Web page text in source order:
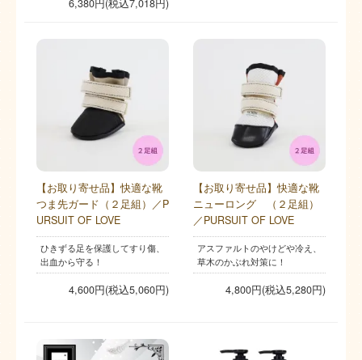
6,380円(税込7,018円)
【お取り寄せ品】快適な靴
つま先ガード（２足組）／P
URSUIT OF LOVE
ひきずる足を保護してすり傷、
出血から守る！
4,600円(税込5,060円)
【お取り寄せ品】快適な靴
ニューロング゙（２足組）
／PURSUIT OF LOVE
アスファルトのやけどや冷え、
草木のかぶれ対策に！
4,800円(税込5,280円)